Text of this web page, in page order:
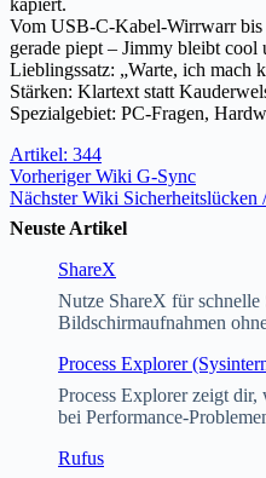
kapiert.
Vom USB-C-Kabel-Wirrwarr bis
gerade piept – Jimmy bleibt
Lieblingssatz: „Warte, ich mach
Stärken: Klartext statt
Spezialgebiet: PC-Fragen,
Artikel: 344
VorherigerWiki G-Sync
NächsterWiki Sicherheitslücken
Neuste Artikel
ShareX
Nutze ShareX für schnelle
Bildschirmaufnahmen
Process Explorer
Process Explorer zeigt
bei Performance-
Rufus